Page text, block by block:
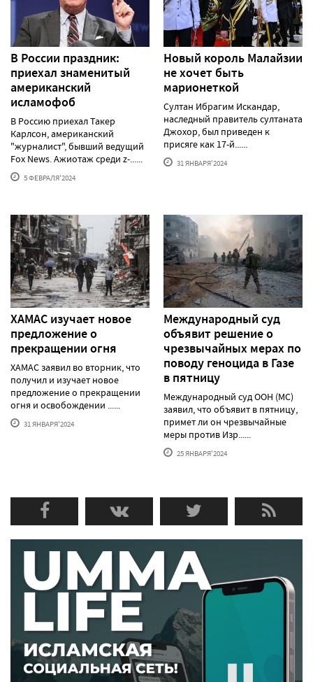
В России праздник:
приехал знаменитый
американский
исламофоб
В Россию приехал Такер
Карлсон, американский
"журналист", бывший ведущий
Fox News. Ажиотаж среди z-......
5 ФЕВРАЛЯ'2024
Новый король Малайзии
не хочет быть
марионеткой
Султан Ибрагим Искандар,
наследный правитель султаната
Джохор, был приведен к
присяге как 17-й......
31 ЯНВАРЯ'2024
ХАМАС изучает новое
предложение о
прекращении огня
ХАМАС заявил во вторник, что
получил и изучает новое
предложение о прекращении
огня и освобождении ......
31 ЯНВАРЯ'2024
Международный суд
объявит решение о
чрезвычайных мерах по
поводу геноцида в Газе
в пятницу
Международный суд ООН (МС)
заявил, что объявит в пятницу,
примет ли он чрезвычайные
меры против Изр......
25 ЯНВАРЯ'2024